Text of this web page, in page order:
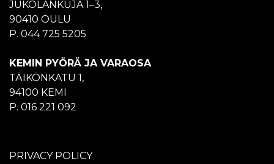
JUKOLANKUJA 1–3,
90410 OULU
P. 044 725 5205
KEMIN PYÖRÄ JA VARAOSA
TÄIKÖNKATU 1,
94100 KEMI
P. 016 221 092
PRIVACY POLICY